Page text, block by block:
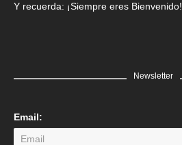
Y recuerda: ¡Siempre eres Bienvenido!
Newsletter
Email: